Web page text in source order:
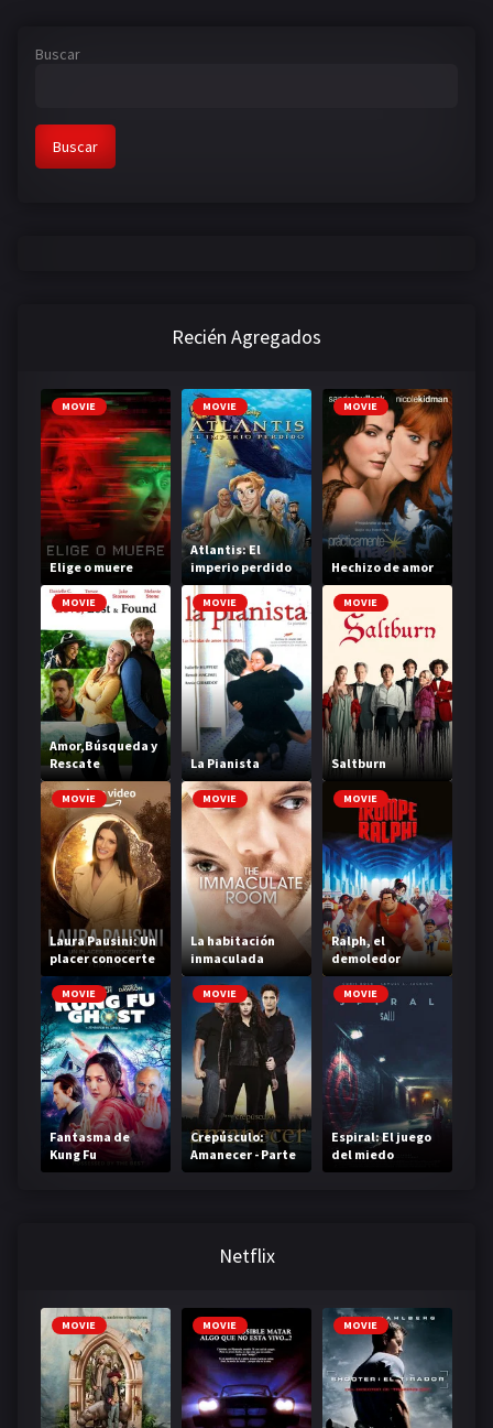
Buscar
Buscar
Recién Agregados
MOVIE
Elige o muere
MOVIE
Atlantis: El
imperio perdido
MOVIE
Hechizo de amor
MOVIE
Amor,Búsqueda y
Rescate
MOVIE
La Pianista
MOVIE
Saltburn
MOVIE
Laura Pausini: Un
placer conocerte
MOVIE
La habitación
inmaculada
MOVIE
Ralph, el
demoledor
MOVIE
Fantasma de
Kung Fu
MOVIE
Crepúsculo:
Amanecer - Parte
2
MOVIE
Espiral: El juego
del miedo
continúa
Netflix
MOVIE MOVIE MOVIE